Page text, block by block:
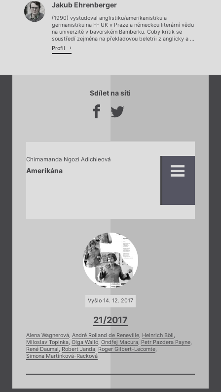
Jakub Ehrenberger
(1990) vystudoval anglistiku/amerikanistiku a
germanistiku na FF UK v Praze a německou literární vědu
na univerzitě v bavorském Bamberku. Coby kritik se
soustředí zejména na překladovou beletrii z anglicky a ...
Profil
Sdílet na síti
Chimamanda Ngozi Adichieová
Amerikána
Vyšlo 14. 12. 2017
21/2017
Alena Wagnerová, André Rolland de Reneville, Heinrich Böll,
Miloslav Topinka, Olga Walló, Ondřej Macura, Petr Pazdera Payne,
René Daumal, Robert Janda, Roger Gilbert-Lecomte,
Simona Martínková-Racková